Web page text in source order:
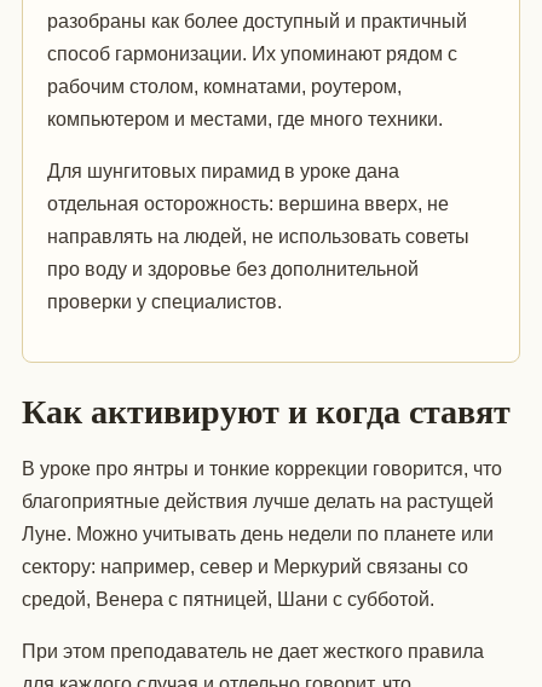
разобраны как более доступный и практичный
способ гармонизации. Их упоминают рядом с
рабочим столом, комнатами, роутером,
компьютером и местами, где много техники.
Для шунгитовых пирамид в уроке дана
отдельная осторожность: вершина вверх, не
направлять на людей, не использовать советы
про воду и здоровье без дополнительной
проверки у специалистов.
Как активируют и когда ставят
В уроке про янтры и тонкие коррекции говорится, что
благоприятные действия лучше делать на растущей
Луне. Можно учитывать день недели по планете или
сектору: например, север и Меркурий связаны со
средой, Венера с пятницей, Шани с субботой.
При этом преподаватель не дает жесткого правила